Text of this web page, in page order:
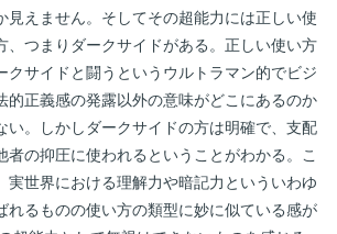
見えません。そしてその超能力には正しい使
、つまりダークサイドがある。正しい使い方
クサイドと闘うというウルトラマン的でビジ
的正義感の発露以外の意味がどこにあるのか
い。しかしダークサイドの方は明確で、支配
者の抑圧に使われるということがわかる。こ
実世界における理解力や暗記力といういわゆ
れるものの使い方の類型に妙に似ている感が